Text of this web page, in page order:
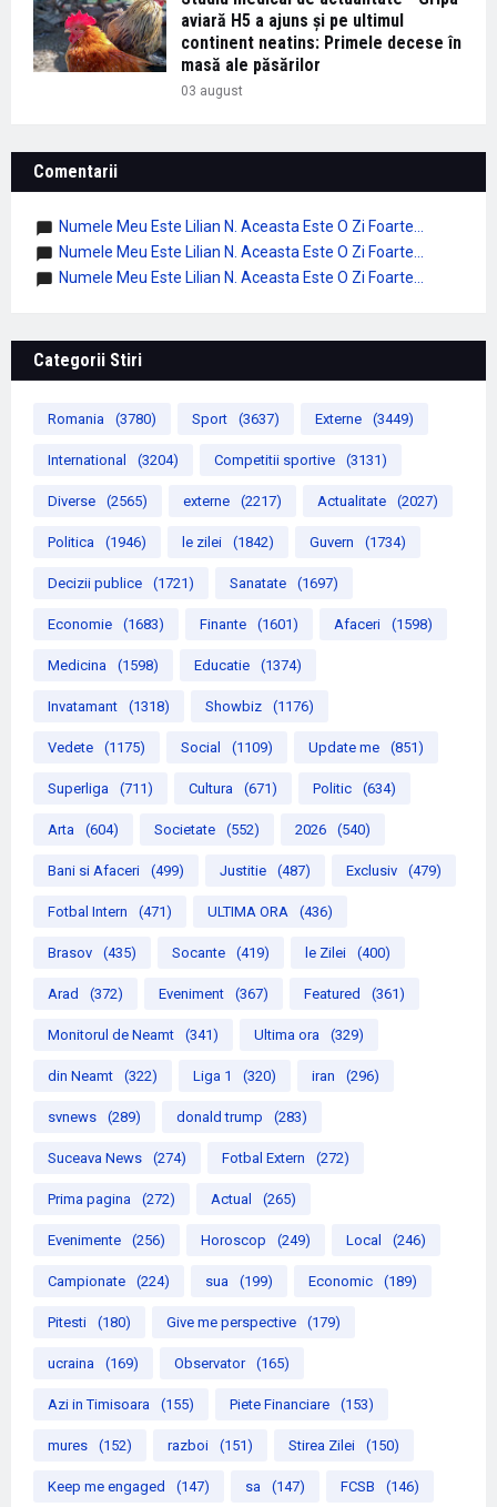
aviară H5 a ajuns și pe ultimul
continent neatins: Primele decese în
masă ale păsărilor
03 august
Comentarii
Numele Meu Este Lilian N. Aceasta Este O Zi Foarte...
Numele Meu Este Lilian N. Aceasta Este O Zi Foarte...
Numele Meu Este Lilian N. Aceasta Este O Zi Foarte...
Categorii Stiri
Romania (3780) Sport (3637) Externe (3449)
International (3204) Competitii sportive (3131)
Diverse (2565) externe (2217) Actualitate (2027)
Politica (1946) le zilei (1842) Guvern (1734)
Decizii publice (1721) Sanatate (1697)
Economie (1683) Finante (1601) Afaceri (1598)
Medicina (1598) Educatie (1374)
Invatamant (1318) Showbiz (1176)
Vedete (1175) Social (1109) Update me (851)
Superliga (711) Cultura (671) Politic (634)
Arta (604) Societate (552) 2026 (540)
Bani si Afaceri (499) Justitie (487) Exclusiv (479)
Fotbal Intern (471) ULTIMA ORA (436)
Brasov (435) Socante (419) le Zilei (400)
Arad (372) Eveniment (367) Featured (361)
Monitorul de Neamt (341) Ultima ora (329)
din Neamt (322) Liga 1 (320) iran (296)
svnews (289) donald trump (283)
Suceava News (274) Fotbal Extern (272)
Prima pagina (272) Actual (265)
Evenimente (256) Horoscop (249) Local (246)
Campionate (224) sua (199) Economic (189)
Pitesti (180) Give me perspective (179)
ucraina (169) Observator (165)
Azi in Timisoara (155) Piete Financiare (153)
mures (152) razboi (151) Stirea Zilei (150)
Keep me engaged (147) sa (147) FCSB (146)